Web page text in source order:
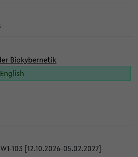
Biokybernetik
103 [12.10.2026-05.02.2027]